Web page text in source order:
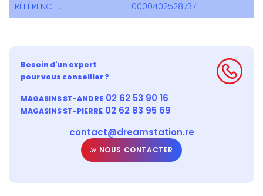
RÉFÉRENCE :
0000402528737
Besoin d'un expert
pour vous conseiller ?
MAGASINS ST-ANDRE 02 62 53 90 16
MAGASINS ST-PIERRE 02 62 83 95 69
contact@dreamstation.re
NOUS CONTACTER